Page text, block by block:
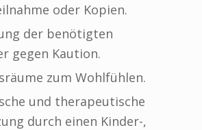
oder Kopien.
der benötigten
gegen Kaution.
zum Wohlfühlen.
und therapeutische
durch einen Kinder-,